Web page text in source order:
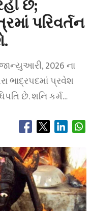
છે;
પરિવર્તન
2026 ના
ભાદ્રપદમાં પ્રવેશ
છે. શનિ કર્મ…